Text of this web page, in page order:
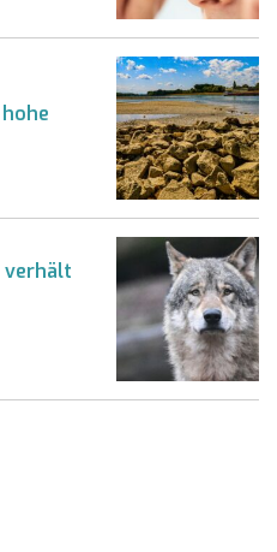
verhält